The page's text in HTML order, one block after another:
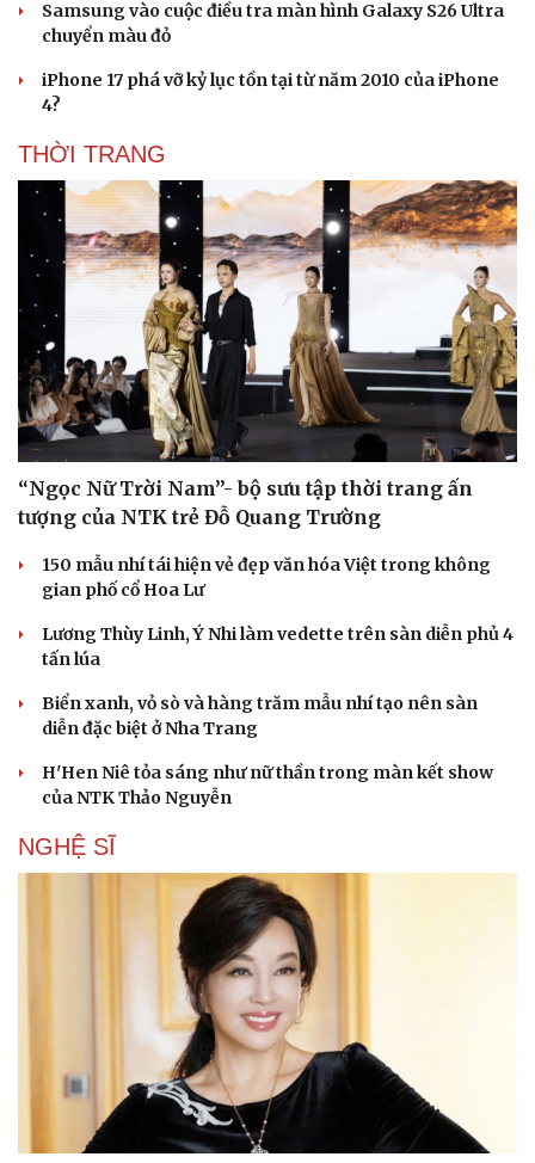
Câu chuyện thời sự
Samsung vào cuộc điều tra màn hình Galaxy S26 Ultra
chuyển màu đỏ
iPhone 17 phá vỡ kỷ lục tồn tại từ năm 2010 của iPhone
4?
THỜI TRANG
“Ngọc Nữ Trời Nam”- bộ sưu tập thời trang ấn
tượng của NTK trẻ Đỗ Quang Trường
150 mẫu nhí tái hiện vẻ đẹp văn hóa Việt trong không
gian phố cổ Hoa Lư
Lương Thùy Linh, Ý Nhi làm vedette trên sàn diễn phủ 4
tấn lúa
Biển xanh, vỏ sò và hàng trăm mẫu nhí tạo nên sàn
diễn đặc biệt ở Nha Trang
H'Hen Niê tỏa sáng như nữ thần trong màn kết show
của NTK Thảo Nguyễn
NGHỆ SĨ